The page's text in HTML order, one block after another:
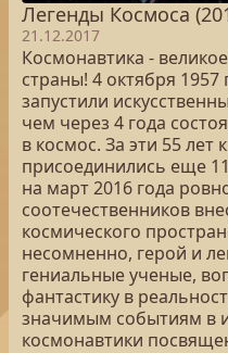
Легенды Космоса
21.12.2017
Космонавтика -
страны! 4 октября
запустили
чем через 4 года
в космос. За эти 55
присоединились еще
на март 2016 года
соотечественников
космического
несомненно, герой и
гениальные ученые,
фантастику в
значимым событиям в
космонавтики